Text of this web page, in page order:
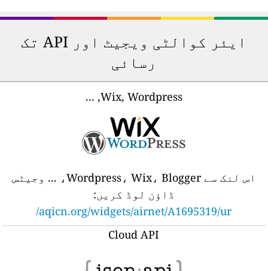
ایئر کوالٹی ویجیٹ اور API تک
رسائی
Wix, Wordpress, ...
اس لنک سے Wordpress، Wix، Blogger، ... وجیٹس
ڈاؤن لوڈ کریں:
aqicn.org/widgets/airnet/A1695319/ur/
Cloud API